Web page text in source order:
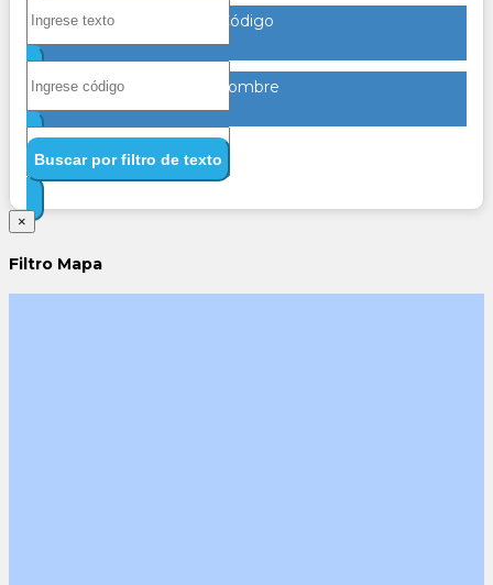
Código
Nombre
Buscar por filtro de texto
×
Filtro Mapa